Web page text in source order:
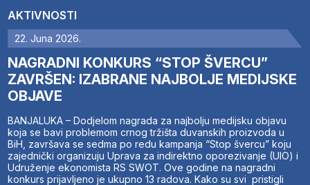
AKTIVNOSTI
22. Juna 2026.
NAGRADNI KONKURS “STOP ŠVERCU”
ZAVRŠEN: IZABRANE NAJBOLJE MEDIJSKE
OBJAVE
BANJALUKA – Dodjelom nagrada za najbolju medijsku objavu
koja se bavi problemom crnog tržišta duvanskih proizvoda u
BiH, završava se sedma po redu kampanja “Stop švercu” koju
zajednički organizuju Uprava za indirektno oporezivanje (UIO) i
Udruženje ekonomista RS SWOT. Ove godine na nagradni
konkurs prijavljeno je ukupno 13 radova. Kako su svi pristigli